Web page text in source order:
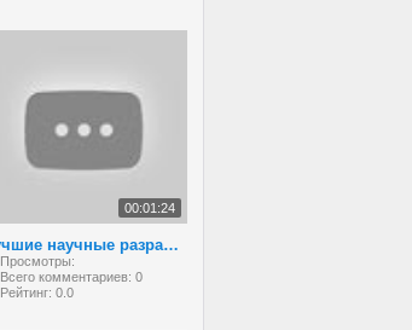
00:01:24
Лучшие научные разработки белорусских школьников
Просмотры:
Всего комментариев: 0
Рейтинг: 0.0